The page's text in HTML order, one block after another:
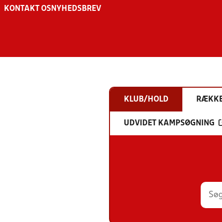
KONTAKT OS NYHEDSBREV
KLUB/HOLD
UDVIDET KAMPSØGNING